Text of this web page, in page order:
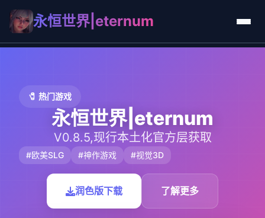
永恒世界|eternum
🧷 热门游戏
永恒世界|eternum
V0.8.5,现行本土化官方层获取
#欧美SLG #神作游戏 #视觉3D
润色版下载 了解更多